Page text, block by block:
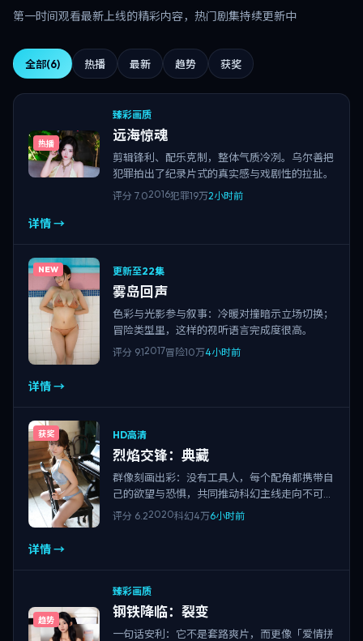
第一时间观看最新上线的精彩内容，热门剧集持续更新中
全部(6) 热播 最新 趋势 获奖
热播
臻彩画质
远海惊魂
剪辑锋利、配乐克制，整体气质冷冽。乌尔善把
犯罪拍出了纪录片式的真实感与戏剧性的拉扯。
评分 7.02016犯罪19万2小时前
详情 →
NEW 更新至22集
雾岛回声
色彩与光影参与叙事：冷暖对撞暗示立场切换；
冒险类型里，这样的视听语言完成度很高。
评分 9.12017冒险10万4小时前
详情 →
获奖 HD高清
烈焰交锋：典藏
群像刻画出彩：没有工具人，每个配角都携带自
己的欲望与恐惧，共同推动科幻主线走向不可避
免的结局。
评分 6.22020科幻4万6小时前
详情 →
趋势
臻彩画质
钢铁降临：裂变
一句话安利：它不是套路爽片，而更像「爱情拼